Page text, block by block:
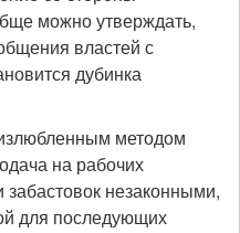
можно утверждать,
властей с
дубинка
методом
на рабочих
незаконными,
для последующих